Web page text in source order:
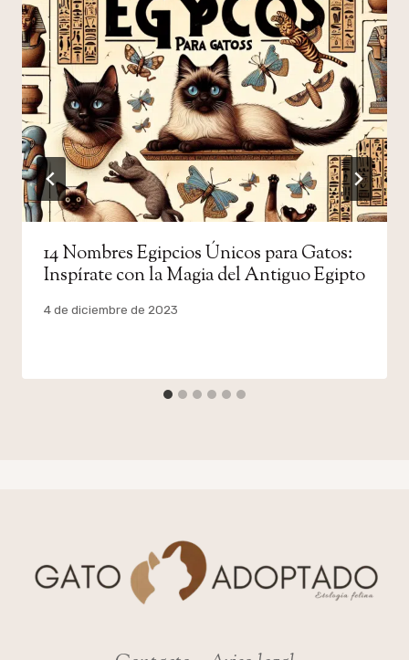
14 Nombres Egipcios Únicos para Gatos:
Inspírate con la Magia del Antiguo Egipto
Por
4 de diciembre de 2023